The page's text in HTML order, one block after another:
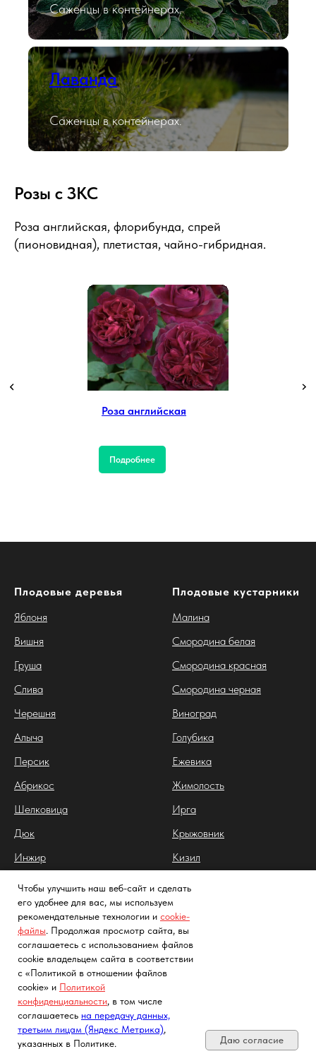
Саженцы в контейнерах.
Лаванда
Саженцы в контейнерах.
Розы с ЗКС
Роза английская, флорибунда, спрей
(пионовидная), плетистая, чайно-гибридная.
Роза английская
Подробнее
Плодовые деревья
Яблоня
Вишня
Груша
Слива
Черешня
Алыча
Персик
Абрикос
Шелковица
Дюк
Инжир
Плодовые кустарники
Малина
Смородина белая
Смородина красная
Смородина черная
Виноград
Голубика
Ежевика
Жимолость
Ирга
Крыжовник
Кизил
Облепиха
Йошта
Чтобы улучшить наш веб-сайт и сделать
его удобнее для вас, мы используем
рекомендательные технологии и cookie-
файлы. Продолжая просмотр сайта, вы
соглашаетесь с использованием файлов
cookie владельцем сайта в соответствии
с «Политикой в отношении файлов
cookie» и Политикой
конфиденциальности, в том числе
соглашаетесь на передачу данных,
третьим лицам (Яндекс Метрика),
указанных в Политике.
Даю согласие